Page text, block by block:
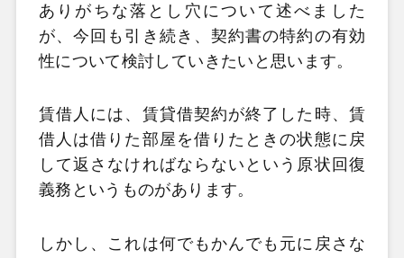
ありがちな落とし穴について述べました
が、今回も引き続き、契約書の特約の有効
性について検討していきたいと思います。
賃借人には、賃貸借契約が終了した時、賃
借人は借りた部屋を借りたときの状態に戻
して返さなければならないという原状回復
義務というものがあります。
しかし、これは何でもかんでも元に戻さな